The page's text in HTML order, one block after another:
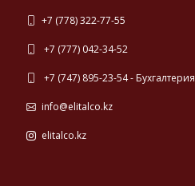
+7 (778) 322-77-55
+7 (777) 042-34-52
+7 (747) 895-23-54 - Бухгалтерия
info@elitalco.kz
elitalco.kz